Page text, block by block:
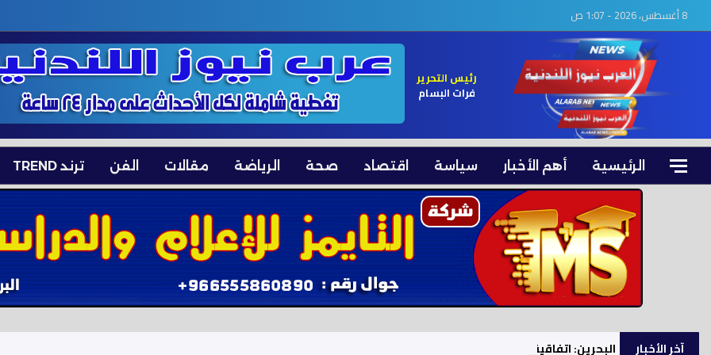
8 أغسطس، 2026 - 1:07 ص
رئيس التحرير
فرات البسام
الرئيسية أهم الأخبار سياسة اقتصاد صحة الرياضة مقالات الفن ترند TREND
آخر الأخبار البحرين: اتفاقية مكة للدفاع المشترك تعزز الأمن الجماعي لدول الخليج